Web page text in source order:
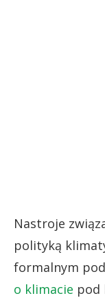
Nastroje
polityką
formalnym
o klimacie pod